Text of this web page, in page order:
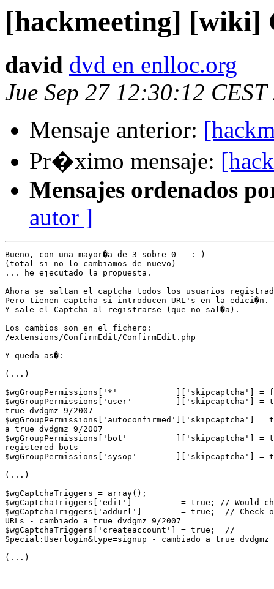
[hackmeeting] [wiki]
david dvd en enlloc.org
Jue Sep 27 12:30:12 CEST
Mensaje anterior:
Pr�ximo mensaje:
Mensajes ordenados
autor ]
Bueno, con una mayor�a de 3 sobre 0   :-)
(total si no lo cambiamos de nuevo)
... he ejecutado la propuesta.
Ahora se saltan el captcha todos los usuarios
Pero tienen captcha si introducen URL's en la edici�n.
Y sale el Captcha al registrarse (que no sal�a).
Los cambios son en el fichero:
/extensions/ConfirmEdit/ConfirmEdit.php
Y queda as�:
(...)
$wgGroupPermissions['*'            ]['skipcaptcha'] =
$wgGroupPermissions['user'         ]['skipcaptcha'] =
true dvdgmz 9/2007
$wgGroupPermissions['autoconfirmed']['skipcaptcha'] =
a true dvdgmz 9/2007
$wgGroupPermissions['bot'          ]['skipcaptcha'] =
registered bots
$wgGroupPermissions['sysop'        ]['skipcaptcha'] =
(...)
$wgCaptchaTriggers = array();
$wgCaptchaTriggers['edit']          = true; // Would
$wgCaptchaTriggers['addurl']        = true;  // Check
URLs - cambiado a true dvdgmz 9/2007
$wgCaptchaTriggers['createaccount'] = true;  //
Special:Userlogin&type=signup - cambiado a true dvdgmz
(...)